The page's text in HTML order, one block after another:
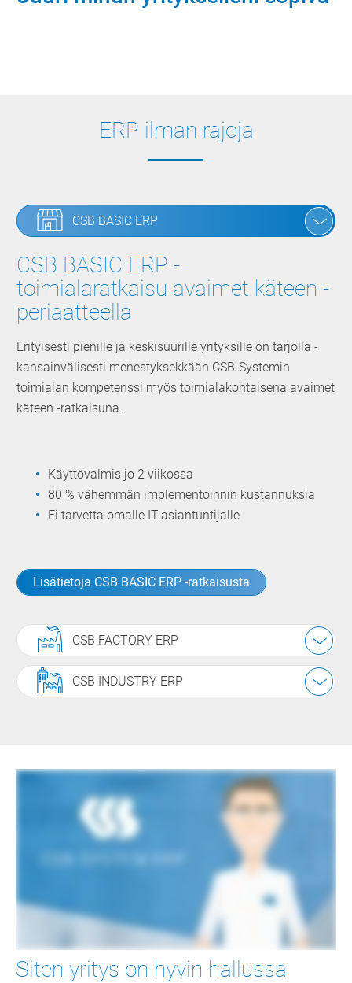
ERP ilman rajoja
CSB BASIC ERP
CSB BASIC ERP -
toimialaratkaisu avaimet käteen -
periaatteella
Erityisesti pienille ja keskisuurille yrityksille on tarjolla ­
kansainvälisesti menestyksekkään CSB-Systemin
toimialan kompetenssi myös toimialakohtaisena avaimet
käteen -ratkaisuna.
Käyttövalmis jo 2 viikossa
80 % vähemmän implementoinnin kustannuksia
Ei tarvetta omalle IT-asiantuntijalle
Lisätietoja CSB BASIC ERP -ratkaisusta
CSB FACTORY ERP
CSB INDUSTRY ERP
Siten yritys on hyvin hallussa